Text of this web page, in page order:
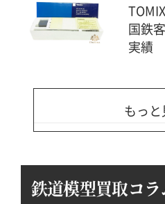
国鉄
実績
もっと
鉄道模型買取コラ